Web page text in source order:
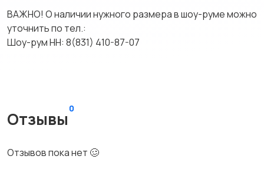
ВАЖНО! О наличии нужного размера в шоу-руме можно
уточнить по тел.:
Шоу-рум НН: 8(831) 410-87-07
Отзывы
0
Отзывов пока нет 🥴